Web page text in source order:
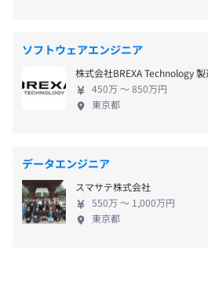
【開発環境】
■クラウド環境 ： AWS、GCP、
■分析ツール： Tableau（メイン
■データベース： Oracle
■JR東海道本線／小田急線「藤
■深夜勤務手当
■組織貢献手当（※2年目以降）
■子ども手当
業績賞与：年1回（入社2年目以降）
※ポジションにより特別賞与あり
を用いたデータ可視化やダッシ
とする部門。 SQLに加え、
験が活かせ、企業のデータ活用
にインパクトを与える実感を得られま
（藤沢本社勤務） 上流工程・
担います。単なる分析者ではな
するパートナー」として活躍できます。
は、ただデータをいじることを
せん。「クライアントの悩み、
ソフトウェアエンジニア
株式会社BREXA Technology
450万 〜 850万円
東京都
データエンジニア
スマサテ株式会社
550万 〜 1,000万円
東京都